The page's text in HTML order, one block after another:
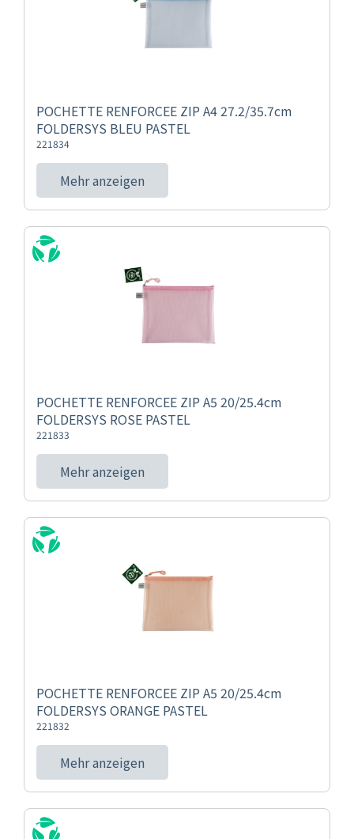
POCHETTE RENFORCEE ZIP A4 27.2/35.7cm
FOLDERSYS BLEU PASTEL
221834
Mehr anzeigen
POCHETTE RENFORCEE ZIP A5 20/25.4cm
FOLDERSYS ROSE PASTEL
221833
Mehr anzeigen
POCHETTE RENFORCEE ZIP A5 20/25.4cm
FOLDERSYS ORANGE PASTEL
221832
Mehr anzeigen